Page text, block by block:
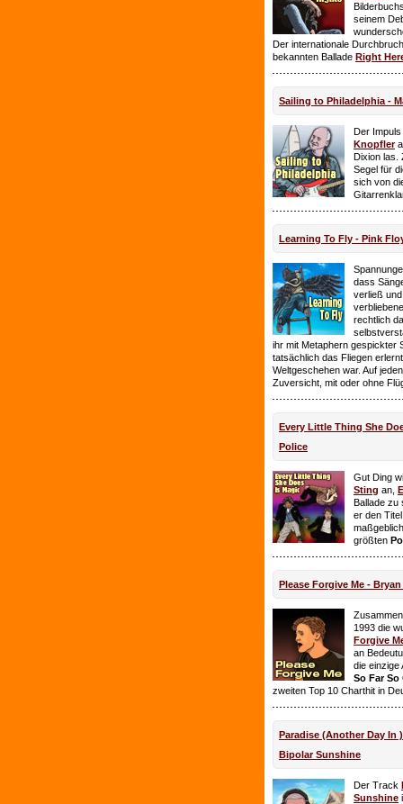
seinem
Der internationale
bekannten Ballade Right
Sailing to Philadelphia -
Der
Knopfler
Dixion las.
Segel für
sich von
Learning To Fly - Pink
dass
verließ
rechtlich
ihr mit Metaphern gespickter
tatsächlich das Fliegen
Weltgeschehen war. Auf
Zuversicht, mit oder ohne
Every Little Thing She
Police
Gut Ding
Sting an,
Ballade zu
er den
größten
Please Forgive Me -
1993 die
Forgive
an
die einzige
So Far So
zweiten Top 10 Charthit in
Paradise (Another Day In
Bipolar Sunshine
Der Track
Sunshine